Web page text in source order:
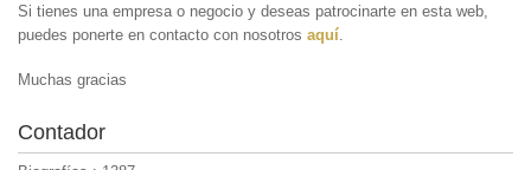
Si tienes una empresa o negocio y deseas patrocinarte en esta web,
puedes ponerte en contacto con nosotros aquí
Muchas gracias
Contador